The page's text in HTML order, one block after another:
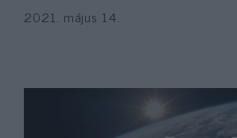
2021. május 14.